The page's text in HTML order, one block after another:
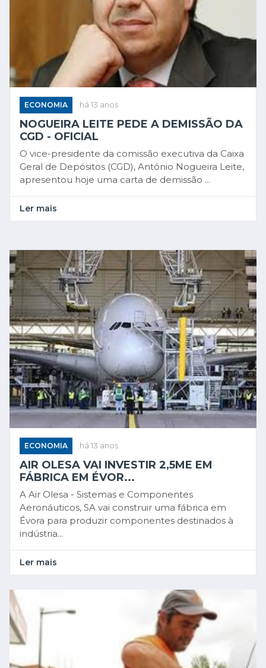
ECONOMIA há 13 anos
NOGUEIRA LEITE PEDE A DEMISSÃO DA
CGD - OFICIAL
O vice-presidente da comissão executiva da Caixa
Geral de Depósitos (CGD), António Nogueira Leite,
apresentou hoje uma carta de demissão ...
Ler mais
ECONOMIA há 13 anos
AIR OLESA VAI INVESTIR 2,5ME EM
FÁBRICA EM ÉVOR...
A Air Olesa - Sistemas e Componentes
Aeronáuticos, SA vai construir uma fábrica em
Évora para produzir componentes destinados à
indústria...
Ler mais